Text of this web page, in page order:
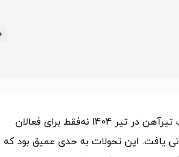
بازار فولاد ایران در تیر 1404 روزهای کم‌سابقه‌ای را پشت سر گذاشت. تحلیل قیمت تیرآهن در تیر 1404 نه‌فقط برای فعالان
یافت. این تحولات به حدی عمیق بود که